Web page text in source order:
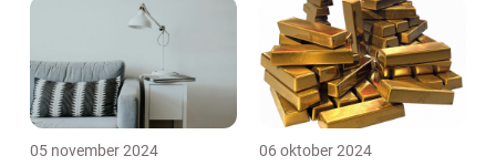
05 november 2024 06 oktober 2024